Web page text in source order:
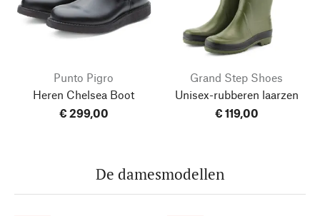
Punto Pigro
Heren Chelsea Boot
€ 299,00
Grand Step Shoes
Unisex-rubberen laarzen
€ 119,00
De damesmodellen